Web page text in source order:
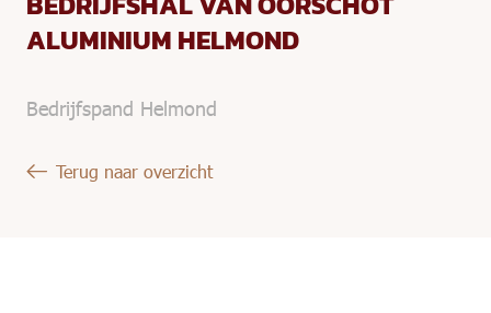
ALUMINIUM HELMOND
Bedrijfspand Helmond
Terug naar overzicht